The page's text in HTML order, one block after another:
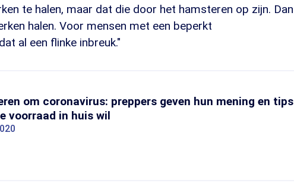
te halen, maar dat die door het hamsteren op zijn. Dan
halen. Voor mensen met een beperkt
al een flinke inbreuk."
om coronavirus: preppers geven hun mening en tips
voorraad in huis wil